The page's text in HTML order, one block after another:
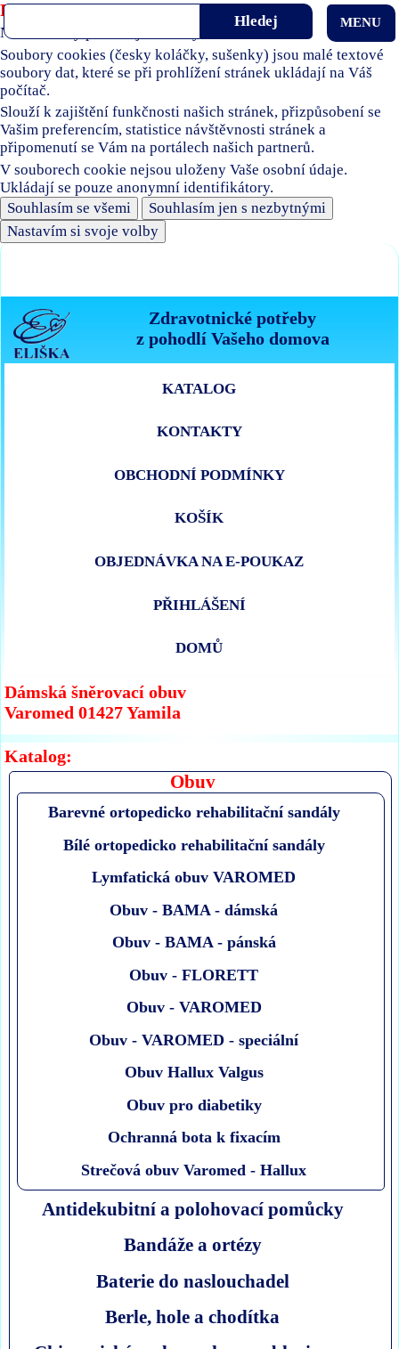
Používáme soubory cookies
Naše stránky používají soubory cookies.
Soubory cookies (česky koláčky, sušenky) jsou malé textové
soubory dat, které se při prohlížení stránek ukládají na Váš
počítač.
Slouží k zajištění funkčnosti našich stránek, přizpůsobení se
Vašim preferencím, statistice návštěvnosti stránek a
připomenutí se Vám na portálech našich partnerů.
V souborech cookie nejsou uloženy Vaše osobní údaje.
Ukládají se pouze anonymní identifikátory.
Souhlasím se všemi
Souhlasím jen s nezbytnými
Nastavím si svoje volby
Zdravotnické potřeby
z pohodlí Vašeho domova
MENU
KATALOG
KONTAKTY
OBCHODNÍ PODMÍNKY
KOŠÍK
OBJEDNÁVKA NA E-POUKAZ
PŘIHLÁŠENÍ
DOMŮ
Dámská šněrovací obuv
Varomed 01427 Yamila
Katalog:
Obuv
Barevné ortopedicko rehabilitační sandály
Bílé ortopedicko rehabilitační sandály
Lymfatická obuv VAROMED
Obuv - BAMA - dámská
Obuv - BAMA - pánská
Obuv - FLORETT
Obuv - VAROMED
Obuv - VAROMED - speciální
Obuv Hallux Valgus
Obuv pro diabetiky
Ochranná bota k fixacím
Strečová obuv Varomed - Hallux
Antidekubitní a polohovací pomůcky
Bandáže a ortézy
Baterie do naslouchadel
Berle, hole a chodítka